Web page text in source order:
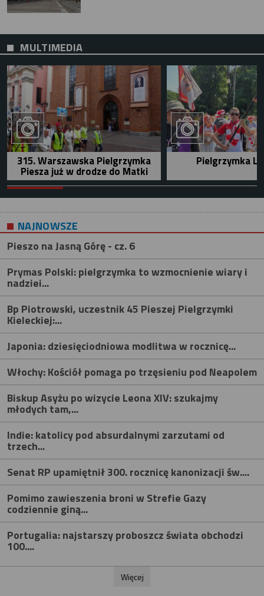
MULTIMEDIA
315. Warszawska Pielgrzymka
Piesza już w drodze do Matki
Pielgrzymka
NAJNOWSZE
Pieszo na Jasną Górę - cz. 6
Prymas Polski: pielgrzymka to wzmocnienie wiary i
nadziei...
Bp Piotrowski, uczestnik 45 Pieszej Pielgrzymki
Kieleckiej:...
Japonia: dziesięciodniowa modlitwa w rocznicę...
Włochy: Kościół pomaga po trzęsieniu pod Neapolem
Biskup Asyżu po wizycie Leona XIV: szukajmy
młodych tam,...
Indie: katolicy pod absurdalnymi zarzutami od
trzech...
Senat RP upamiętnił 300. rocznicę kanonizacji św....
Pomimo zawieszenia broni w Strefie Gazy
codziennie giną...
Portugalia: najstarszy proboszcz świata obchodzi
100....
Więcej